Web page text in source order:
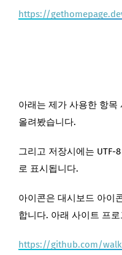
https://
아래는 제가 사용한 항목
올려봤습니다.
그리고 저장시에는 UTF-
로 표시됩니다.
아이콘은 대시보드 아이
합니다. 아래 사이트 프
https://github.com/